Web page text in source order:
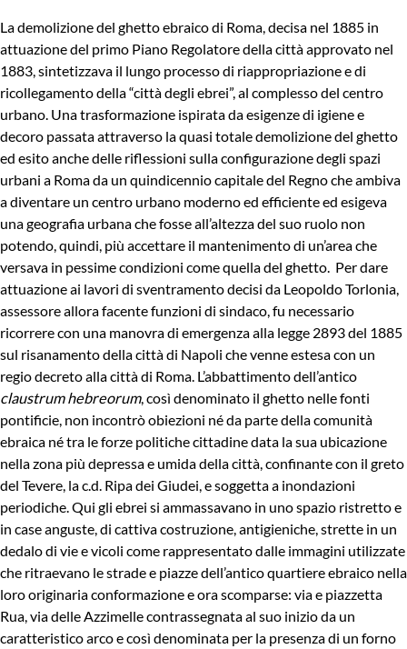
La demolizione del ghetto ebraico di Roma, decisa nel 1885 in
attuazione del primo Piano Regolatore della città approvato nel
1883, sintetizzava il lungo processo di riappropriazione e di
ricollegamento della “città degli ebrei”, al complesso del centro
urbano. Una trasformazione ispirata da esigenze di igiene e
decoro passata attraverso la quasi totale demolizione del ghetto
ed esito anche delle riflessioni sulla configurazione degli spazi
urbani a Roma da un quindicennio capitale del Regno che ambiva
a diventare un centro urbano moderno ed efficiente ed esigeva
una geografia urbana che fosse all’altezza del suo ruolo non
potendo, quindi, più accettare il mantenimento di un’area che
versava in pessime condizioni come quella del ghetto. Per dare
attuazione ai lavori di sventramento decisi da Leopoldo Torlonia,
assessore allora facente funzioni di sindaco, fu necessario
ricorrere con una manovra di emergenza alla legge 2893 del 1885
sul risanamento della città di Napoli che venne estesa con un
regio decreto alla città di Roma. L’abbattimento dell’antico
claustrum hebreorum, così denominato il ghetto nelle fonti
pontificie, non incontrò obiezioni né da parte della comunità
ebraica né tra le forze politiche cittadine data la sua ubicazione
nella zona più depressa e umida della città, confinante con il greto
del Tevere, la c.d. Ripa dei Giudei, e soggetta a inondazioni
periodiche. Qui gli ebrei si ammassavano in uno spazio ristretto e
in case anguste, di cattiva costruzione, antigieniche, strette in un
dedalo di vie e vicoli come rappresentato dalle immagini utilizzate
che ritraevano le strade e piazze dell’antico quartiere ebraico nella
loro originaria conformazione e ora scomparse: via e piazzetta
Rua, via delle Azzimelle contrassegnata al suo inizio da un
caratteristico arco e così denominata per la presenza di un forno